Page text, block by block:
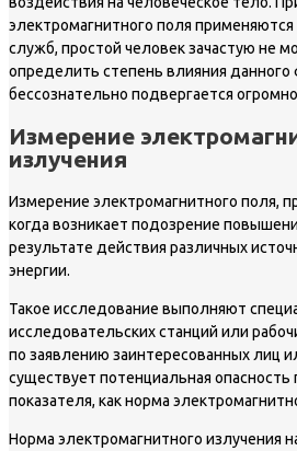
электромагнитного поля
служб, простой человек зачастую не
определить степень влияния данного
бессознательно подвергается
Измерение
излучения
Измерение электромагнитного поля,
когда возникает подозрение
результате действия различных
энергии.
Такое исследование выполняют
исследовательских станций или
по заявлению заинтересованных лиц
существует потенциальная опасность
показателя, как норма
Норма электромагнитного излучения